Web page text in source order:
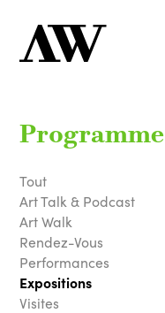
Programme
Tout
Art Talk & Podcast
Art Walk
Rendez-Vous
Performances
Expositions
Visites